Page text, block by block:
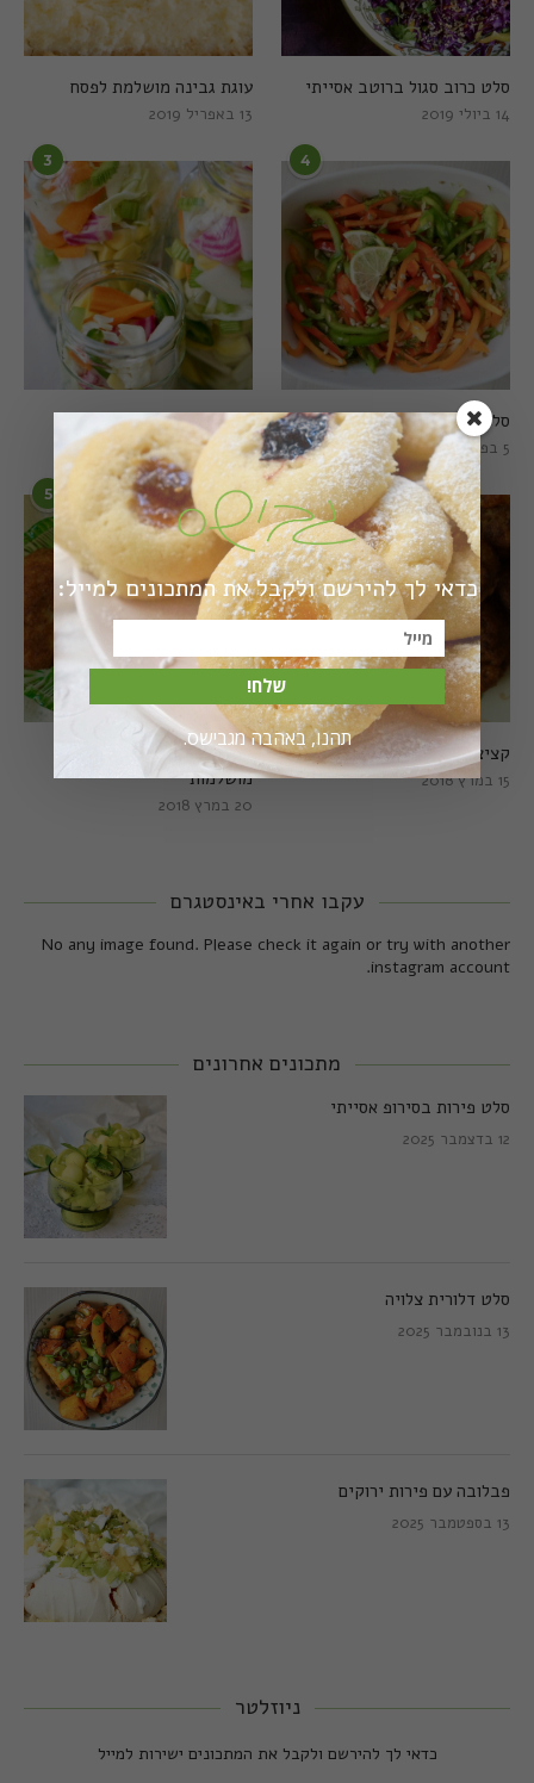
עוגת גבינה מושלמת לפסח
13 באפריל 2019
סלט כרוב סגול ברוטב אסייתי
14 ביולי 2019
3
חמוצים מהירים
1 באוגוסט 2022
4
סלט פלפלים טרי וצבעוני
5 בפברואר 2021
5
קציצות כרישה טבעוניות
מושלמות
20 במרץ 2018
6
קציצות כרישה מושלמות
15 במרץ 2018
עקבו אחרי באינסטגרם
No any image found. Please check it again or try with another
instagram account.
מתכונים אחרונים
סלט פירות בסירופ אסייתי
12 בדצמבר 2025
סלט דלורית צלויה
13 בנובמבר 2025
פבלובה עם פירות ירוקים
13 בספטמבר 2025
ניוזלטר
כדאי לך להירשם ולקבל את המתכונים ישירות למייל
כדאי לך להירשם ולקבל את המתכונים למייל:
שלח!
תהנו, באהבה מגבישס.